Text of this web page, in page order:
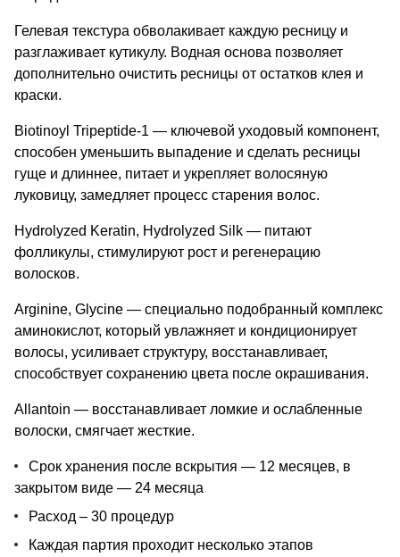
Гелевая текстура обволакивает каждую ресницу и
разглаживает кутикулу. Водная основа позволяет
дополнительно очистить ресницы от остатков клея и
краски.
Biotinoyl Tripeptide-1 — ключевой уходовый компонент,
способен уменьшить выпадение и сделать ресницы
гуще и длиннее, питает и укрепляет волосяную
луковицу, замедляет процесс старения волос.
Hydrolyzed Keratin, Hydrolyzed Silk — питают
фолликулы, стимулируют рост и регенерацию
волосков.
Arginine, Glycine — специально подобранный комплекс
аминокислот, который увлажняет и кондиционирует
волосы, усиливает структуру, восстанавливает,
способствует сохранению цвета после окрашивания.
Allantoin — восстанавливает ломкие и ослабленные
волоски, смягчает жесткие.
Срок хранения после вскрытия — 12 месяцев, в
закрытом виде — 24 месяца
Расход – 30 процедур
Каждая партия проходит несколько этапов